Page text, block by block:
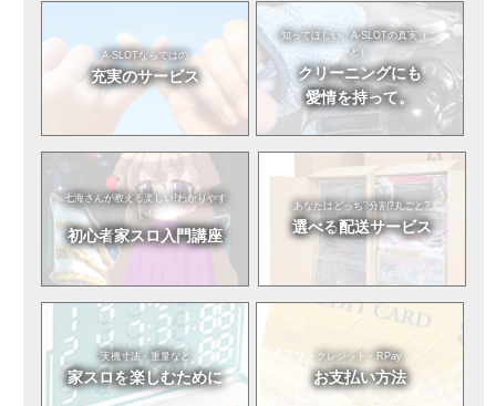
A-SLOTならではの
充実のサービス
知ってほしい。A-SLOTの真実（こ
と）
クリーニングにも
愛情を持って。
七海さんが教える楽しい!わかりやす
い!
初心者家スロ入門講座
あなたはどっち?分割?丸ごと?
選べる配送サービス
実機寸法・重量など
家スロを楽しむために
クレジット・RPay
お支払い方法